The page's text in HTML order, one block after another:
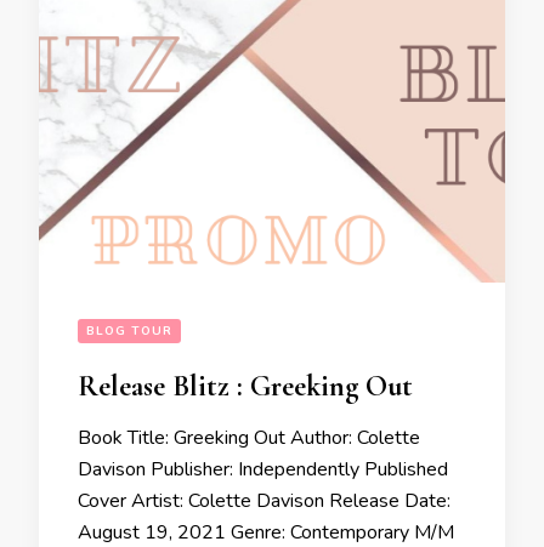
BLOG TOUR
Release Blitz : Greeking Out
Book Title: Greeking Out Author: Colette
Davison Publisher: Independently Published
Cover Artist: Colette Davison Release Date:
August 19, 2021 Genre: Contemporary M/M